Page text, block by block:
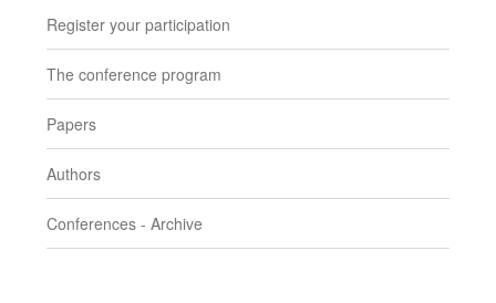
Register your participation
The conference program
Papers
Authors
Conferences - Archive